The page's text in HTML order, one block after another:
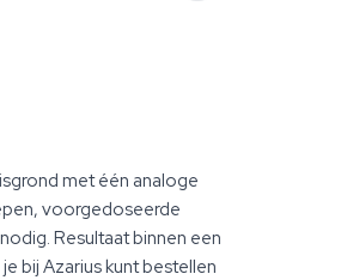
met één analoge
voorgedoseerde
Resultaat binnen een
bij Azarius kunt bestellen